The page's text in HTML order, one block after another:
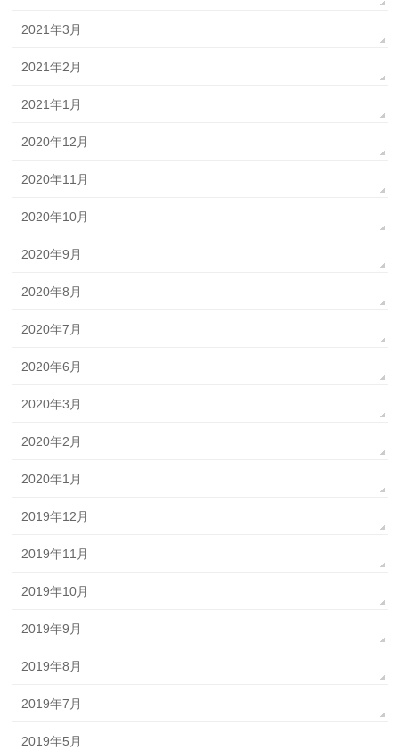
2021年3月
2021年2月
2021年1月
2020年12月
2020年11月
2020年10月
2020年9月
2020年8月
2020年7月
2020年6月
2020年3月
2020年2月
2020年1月
2019年12月
2019年11月
2019年10月
2019年9月
2019年8月
2019年7月
2019年5月